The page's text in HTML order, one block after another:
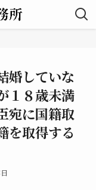
婚していな
１８歳未満
宛に国籍取
を取得する